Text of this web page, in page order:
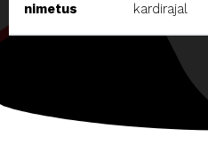
nimetus
kardirajal